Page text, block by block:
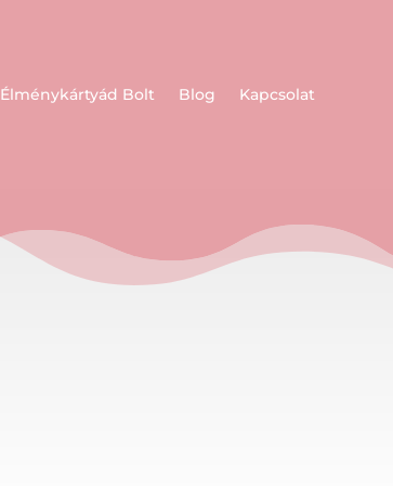
Élménykártyád Bolt Blog Kapcsolat